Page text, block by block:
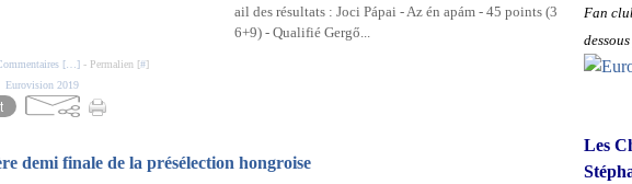
ail des résultats : Joci Pápai - Az én apám - 45 points (3
6+9) - Qualifié Gergő...
[ ] - Permalien [#]
Eurovision 2019
demi finale de la présélection hongroise
Fan
Les